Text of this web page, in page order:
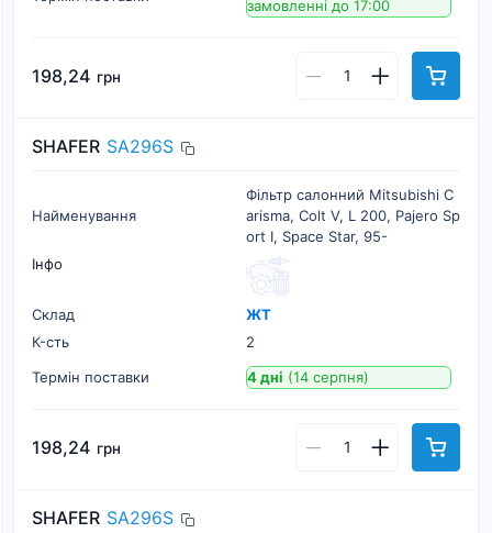
замовленні до 17:00
198,24 грн
SHAFER SA296S
Найменування
Фільтр салонний Mitsubishi C
arisma, Colt V, L 200, Pajero Sp
ort I, Space Star, 95-
Інфо
Склад
ЖТ
К-cть
2
Термін поставки
4 дні (14 серпня)
198,24 грн
SHAFER SA296S